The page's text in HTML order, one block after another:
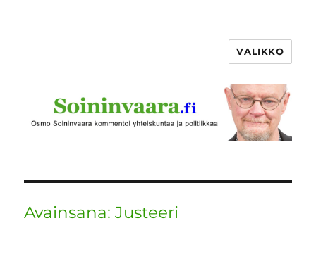
VALIKKO
Avainsana:Justeeri